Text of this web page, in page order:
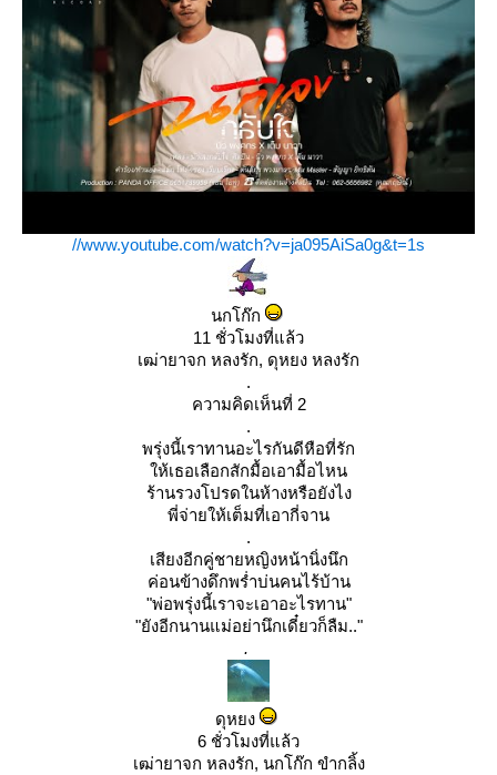
//www.youtube.com/watch?v=ja095AiSa0g&t=1s
นกโก๊ก
11 ชั่วโมงที่แล้ว
เฒ่ายาจก หลงรัก, ดุหยง หลงรัก
.
ความคิดเห็นที่ 2
.
พรุ่งนี้เราทานอะไรกันดีหือที่รัก
ห้เธอเลือกสักมื้อเอามื้อไหน
ร้านรวงโปรดในห้างหรือยังไง
พี่จ่ายให้เต็มที่เอากี่จาน
.
เสียงอีกคู่ชายหญิงหน้านิ่งนึก
ค่อนข้างดึกพร่ำบ่นคนไร้บ้าน
"พ่อพรุ่งนี้เราจะเอาอะไรทาน"
"ยังอีกนานแม่อย่านึกเดี๋ยวก็ลืม.."
.
ดุหยง
6 ชั่วโมงที่แล้ว
เฒ่ายาจก หลงรัก, นกโก๊ก ขำกลิ้ง